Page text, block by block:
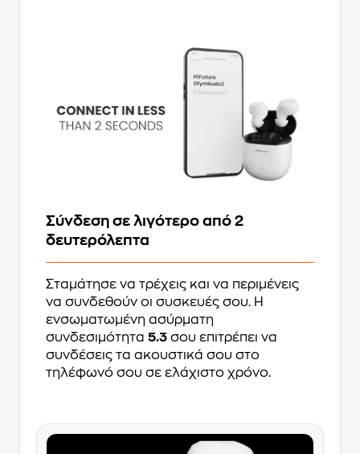
Σύνδεση σε λιγότερο από 2
δευτερόλεπτα
Σταμάτησε να τρέχεις και να περιμένεις
να συνδεθούν οι συσκευές σου. Η
ενσωματωμένη ασύρματη
συνδεσιμότητα 5.3 σου επιτρέπει να
συνδέσεις τα ακουστικά σου στο
τηλέφωνό σου σε ελάχιστο χρόνο.